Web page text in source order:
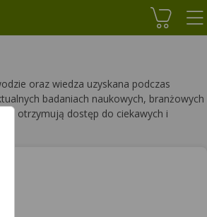
Koszyk
oraz wiedza uzyskana podczas
badaniach naukowych, branżowych
otrzymują dostęp do ciekawych i